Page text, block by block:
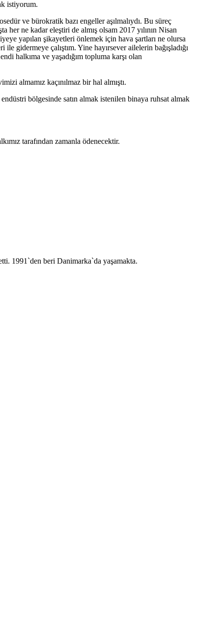
istiyorum.
ve bürokratik bazı engeller aşılmalıydı. Bu süreç
ne kadar eleştiri de almış olsam 2017 yılının Nisan
yapılan şikayetleri önlemek için hava şartları ne olursa
gidermeye çalıştım. Yine hayırsever ailelerin bağışladığı
halkıma ve yaşadığım topluma karşı olan
almamız kaçınılmaz bir hal almıştı.
bölgesinde satın almak istenilen binaya ruhsat almak
tarafından zamanla ödenecektir.
1991`den beri Danimarka`da yaşamakta.